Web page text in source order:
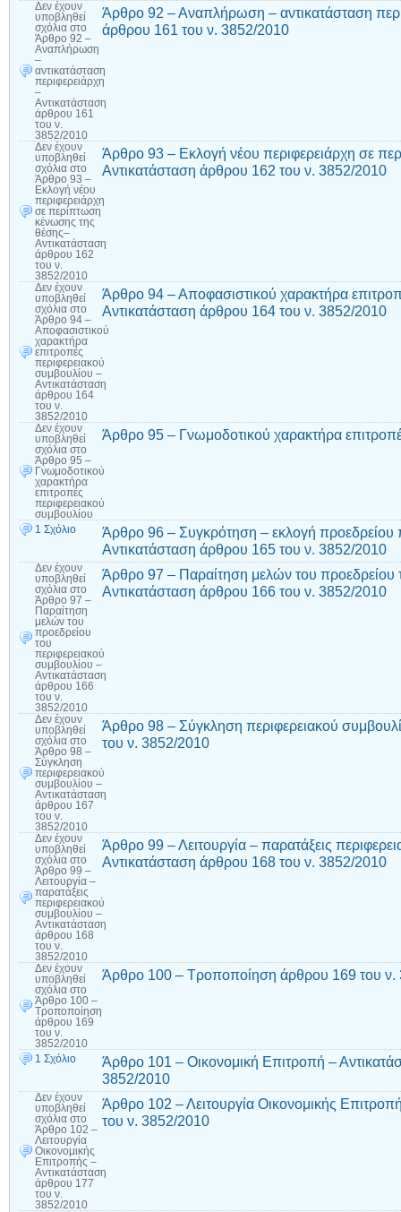
Δεν έχουν
υποβληθεί
σχόλια στο
Άρθρο 92 –
Αναπλήρωση
–
αντικατάσταση
περιφερειάρχη
–
Αντικατάσταση
άρθρου 161
του ν.
3852/2010
Άρθρο 92 – Αναπλήρωση – αντικατάσταση
άρθρου 161 του ν. 3852/2010
Δεν έχουν
υποβληθεί
σχόλια στο
Άρθρο 93 –
Εκλογή νέου
περιφερειάρχη
σε περίπτωση
κένωσης της
θέσης–
Αντικατάσταση
άρθρου 162
του ν.
3852/2010
Άρθρο 93 – Εκλογή νέου περιφερειάρχη σε
Αντικατάσταση άρθρου 162 του ν. 3852/2010
Δεν έχουν
υποβληθεί
σχόλια στο
Άρθρο 94 –
Αποφασιστικού
χαρακτήρα
επιτροπές
περιφερειακού
συμβουλίου –
Αντικατάσταση
άρθρου 164
του ν.
3852/2010
Άρθρο 94 – Αποφασιστικού χαρακτήρα
Αντικατάσταση άρθρου 164 του ν. 3852/2010
Δεν έχουν
υποβληθεί
σχόλια στο
Άρθρο 95 –
Γνωμοδοτικού
χαρακτήρα
επιτροπές
περιφερειακού
συμβουλίου
Άρθρο 95 – Γνωμοδοτικού χαρακτήρα
1 Σχόλιο
Άρθρο 96 – Συγκρότηση – εκλογή προεδρείου
Αντικατάσταση άρθρου 165 του ν. 3852/2010
Δεν έχουν
υποβληθεί
σχόλια στο
Άρθρο 97 –
Παραίτηση
μελών του
προεδρείου
του
περιφερειακού
συμβουλίου –
Αντικατάσταση
άρθρου 166
του ν.
3852/2010
Άρθρο 97 – Παραίτηση μελών του προεδρείου
Αντικατάσταση άρθρου 166 του ν. 3852/2010
Δεν έχουν
υποβληθεί
σχόλια στο
Άρθρο 98 –
Σύγκληση
περιφερειακού
συμβουλίου –
Αντικατάσταση
άρθρου 167
του ν.
3852/2010
Άρθρο 98 – Σύγκληση περιφερειακού
του ν. 3852/2010
Δεν έχουν
υποβληθεί
σχόλια στο
Άρθρο 99 –
Λειτουργία –
παρατάξεις
περιφερειακού
συμβουλίου –
Αντικατάσταση
άρθρου 168
του ν.
3852/2010
Άρθρο 99 – Λειτουργία – παρατάξεις
Αντικατάσταση άρθρου 168 του ν. 3852/2010
Δεν έχουν
υποβληθεί
σχόλια στο
Άρθρο 100 –
Τροποποίηση
άρθρου 169
του ν.
3852/2010
Άρθρο 100 – Τροποποίηση άρθρου 169 του ν.
1 Σχόλιο
Άρθρο 101 – Οικονομική Επιτροπή –
3852/2010
Δεν έχουν
υποβληθεί
σχόλια στο
Άρθρο 102 –
Λειτουργία
Οικονομικής
Επιτροπής –
Αντικατάσταση
άρθρου 177
του ν.
3852/2010
Άρθρο 102 – Λειτουργία Οικονομικής
του ν. 3852/2010